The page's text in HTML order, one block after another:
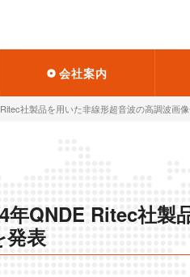
会社案内
社製品を用いた非線形超音波の高調波画
年QNDE Ritec社製
発表